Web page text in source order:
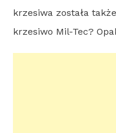
krzesiwa została
krzesiwo Mil-Tec?